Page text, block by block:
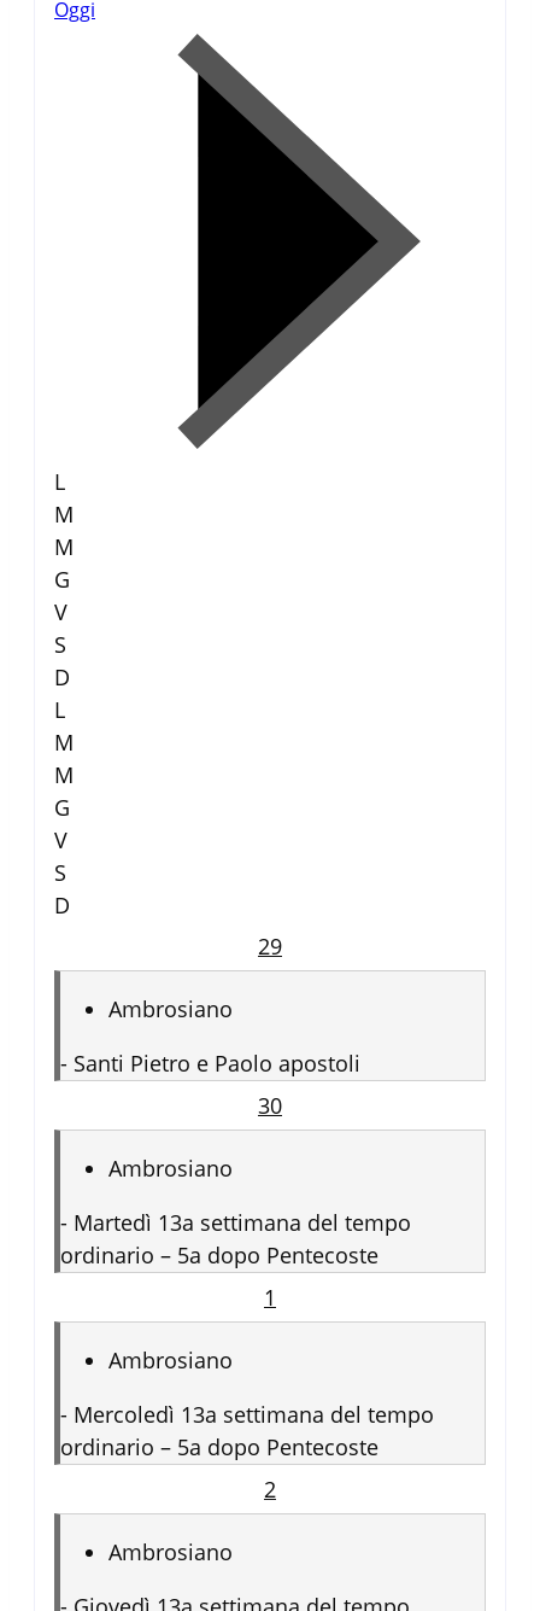
Oggi
L
M
M
G
V
S
D
L
M
M
G
V
S
D
29
Ambrosiano
- Santi Pietro e Paolo apostoli
30
Ambrosiano
- Martedì 13a settimana del tempo
ordinario – 5a dopo Pentecoste
1
Ambrosiano
- Mercoledì 13a settimana del tempo
ordinario – 5a dopo Pentecoste
2
Ambrosiano